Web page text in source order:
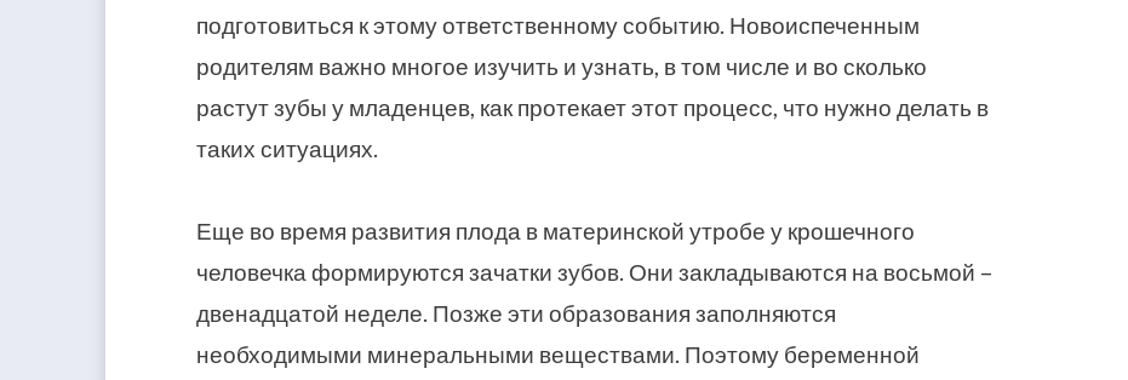
подготовиться к этому ответственному событию. Новоиспеченным
родителям важно многое изучить и узнать, в том числе и во сколько
растут зубы у младенцев, как протекает этот процесс, что нужно делать в
таких ситуациях.
Еще во время развития плода в материнской утробе у крошечного
человечка формируются зачатки зубов. Они закладываются на восьмой –
двенадцатой неделе. Позже эти образования заполняются
необходимыми минеральными веществами. Поэтому беременной